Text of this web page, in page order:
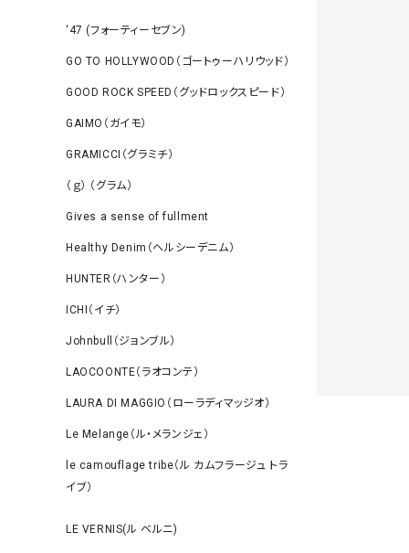
‘47 (フォーティーセブン)
GO TO HOLLYWOOD（ゴートゥーハリウッド）
GOOD ROCK SPEED（グッドロックスピード）
GAIMO（ガイモ）
GRAMICCI（グラミチ）
（ｇ） （グラム）
Gives a sense of fullment
Healthy Denim（ヘルシーデニム）
HUNTER（ハンター）
ICHI（イチ）
Johnbull（ジョンブル）
LAOCOONTE（ラオコンテ）
LAURA DI MAGGIO（ローラディマッジオ）
Le Melange（ル・メランジェ）
le camouflage tribe（ル カムフラージュ トラ
イブ）
LE VERNIS(ル ベルニ)